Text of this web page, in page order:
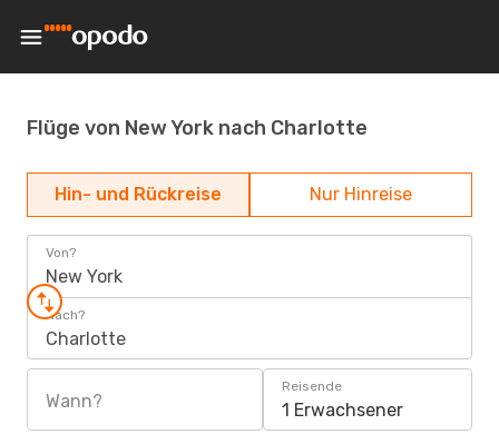
Flüge von New York nach Charlotte
Hin- und Rückreise Nur Hinreise
Von?
New York
Nach?
Charlotte
Wann?
Reisende
1 Erwachsener